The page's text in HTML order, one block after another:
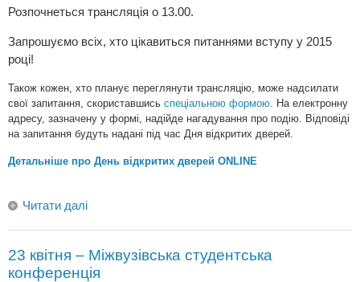
Розпочнеться трансляція о 13.00.
Запрошуємо всіх, хто цікавиться питаннями вступу у 2015
році!
Також кожен, хто планує переглянути трансляцію, може надсилати
свої запитання, скориставшись спеціальною формою . На електронну
адресу, зазначену у формі, надійде нагадування про подію.
Відповіді
на запитання будуть надані під час Дня відкритих дверей.
Детальніше про День відкритих дверей ONLINE
Читати далі
23 квітня – Міжвузівська студентська
конференція